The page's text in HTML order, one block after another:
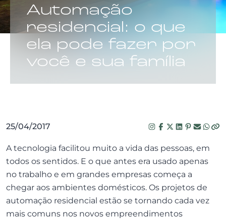
Automação
residencial: o que
ela pode fazer por
você e sua família
25/04/2017
A tecnologia facilitou muito a vida das pessoas, em
todos os sentidos. E o que antes era usado apenas
no trabalho e em grandes empresas começa a
chegar aos ambientes domésticos. Os projetos de
automação residencial estão se tornando cada vez
mais comuns nos novos empreendimentos